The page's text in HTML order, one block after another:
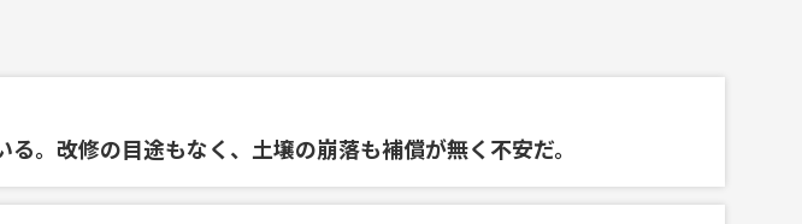
。改修の目途もなく、土壌の崩落も補償が無く不安だ。